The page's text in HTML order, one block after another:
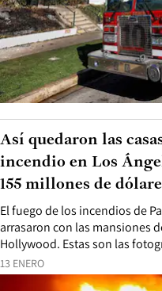
13 ENERO
El fuego de los incendios de
arrasaron con las mansiones
Hollywood. Estas son las
Así quedaron las
incendio en Los
155 millones de